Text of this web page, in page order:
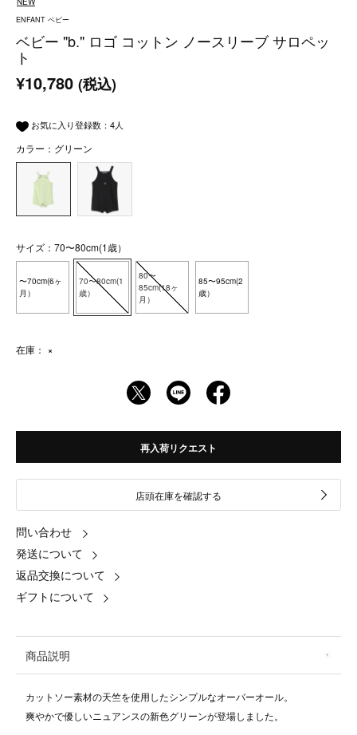
ENFANT ベビー
ベビー "b." ロゴ コットン ノースリーブ サロペッ
ト
¥10,780 (税込)
お気に入り登録数： 4人
カラー：グリーン
サイズ：70〜80cm(1歳）
〜70cm(6ヶ
月）
70〜80cm(1
歳）
80〜
85cm(18ヶ
月）
85〜95cm(2
歳）
在庫： ×
再入荷リクエスト
店頭在庫を確認する
問い合わせ
発送について
返品交換について
ギフトについて
商品説明
カットソー素材の天竺を使用したシンプルなオーバーオール。
爽やかで優しいニュアンスの新色グリーンが登場しました。